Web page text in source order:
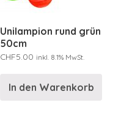
Unilampion rund grün
50cm
CHF5.00 inkl. 8.1% MwSt.
In den Warenkorb